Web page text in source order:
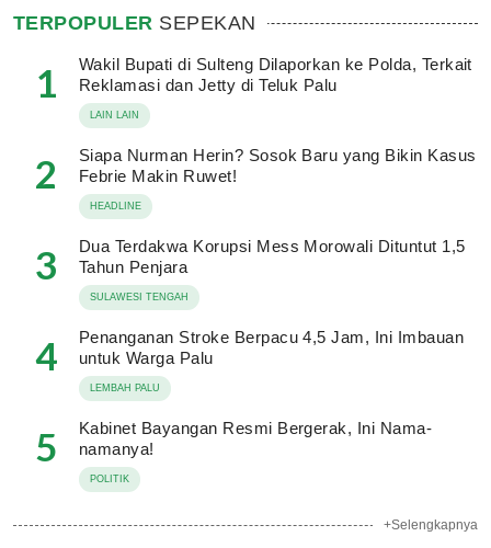
TERPOPULER SEPEKAN
1
Wakil Bupati di Sulteng Dilaporkan ke Polda, Terkait
Reklamasi dan Jetty di Teluk Palu
LAIN LAIN
2
Siapa Nurman Herin? Sosok Baru yang Bikin Kasus
Febrie Makin Ruwet!
HEADLINE
3
Dua Terdakwa Korupsi Mess Morowali Dituntut 1,5
Tahun Penjara
SULAWESI TENGAH
4
Penanganan Stroke Berpacu 4,5 Jam, Ini Imbauan
untuk Warga Palu
LEMBAH PALU
5
Kabinet Bayangan Resmi Bergerak, Ini Nama-
namanya!
POLITIK
+Selengkapnya